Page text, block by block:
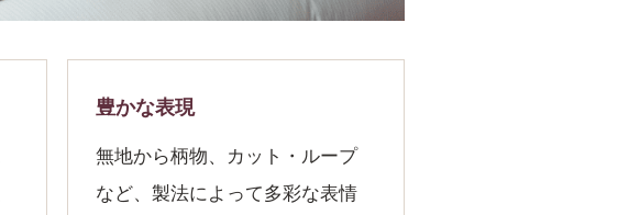
豊かな表現
無地から柄物、カット・ループ
など、製法によって多彩な表情